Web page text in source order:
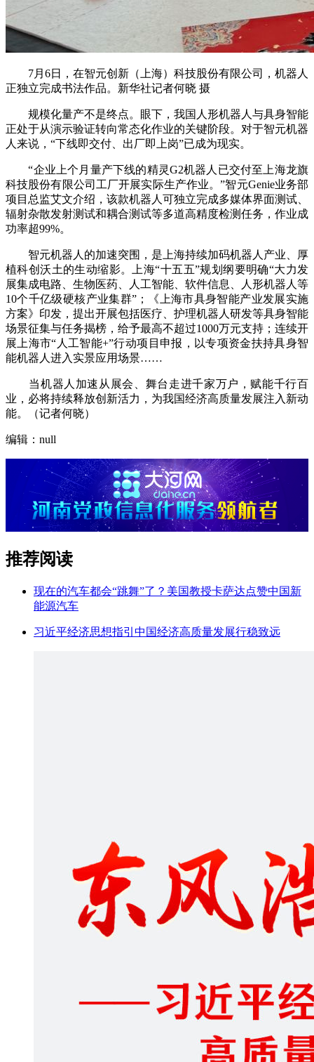
7月6日，在智元创新（上海）科技股份有限公司，机器人
正独立完成书法作品。新华社记者何晓 摄
规模化量产不是终点。眼下，我国人形机器人与具身智能
正处于从演示验证转向常态化作业的关键阶段。对于智元机器
人来说，“下线即交付、出厂即上岗”已成为现实。
“企业上个月量产下线的精灵G2机器人已交付至上海龙旗
科技股份有限公司工厂开展实际生产作业。”智元Genie业务部
项目总监艾文介绍，该款机器人可独立完成多媒体界面测试、
辐射杂散发射测试和耦合测试等多道高精度检测任务，作业成
功率超99%。
智元机器人的加速突围，是上海持续加码机器人产业、厚
植科创沃土的生动缩影。上海“十五五”规划纲要明确“大力发
展集成电路、生物医药、人工智能、软件信息、人形机器人等
10个千亿级硬核产业集群”；《上海市具身智能产业发展实施
方案》印发，提出开展包括医疗、护理机器人研发等具身智能
场景征集与任务揭榜，给予最高不超过1000万元支持；连续开
展上海市“人工智能+”行动项目申报，以专项资金扶持具身智
能机器人进入实景应用场景……
当机器人加速从展会、舞台走进千家万户，赋能千行百
业，必将持续释放创新活力，为我国经济高质量发展注入新动
能。（记者何晓）
编辑：null
推荐阅读
现在的汽车都会“跳舞”了？美国教授卡萨达点赞中国新
能源汽车
习近平经济思想指引中国经济高质量发展行稳致远